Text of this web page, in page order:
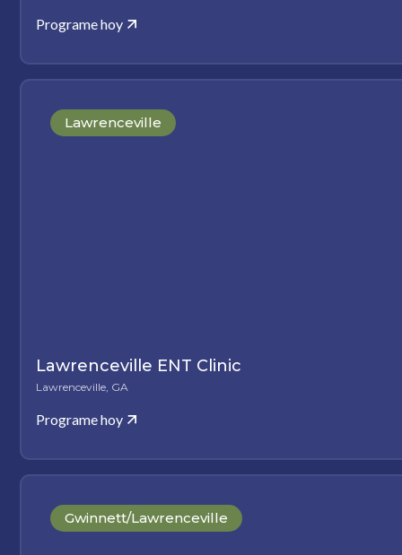
Programe hoy
Lawrenceville
Lawrenceville ENT Clinic
Lawrenceville, GA
Programe hoy
Gwinnett/Lawrenceville